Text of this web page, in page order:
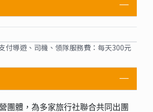
付導遊、司機、領隊服務費：每天300元
團體，為多家旅行社聯合共同出團